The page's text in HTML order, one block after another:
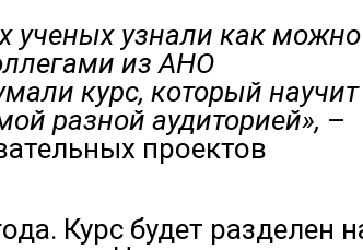
ученых узнали как можно
из АНО
курс, который научит
разной аудиторией», –
проектов
Курс будет разделен